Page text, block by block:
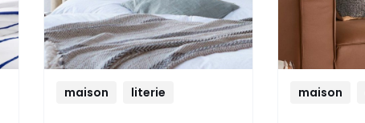
maison literie maison